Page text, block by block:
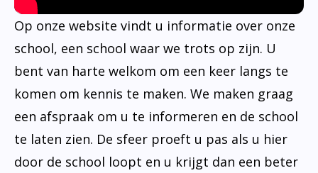
Op onze website vindt u informatie over onze
school, een school waar we trots op zijn. U
bent van harte welkom om een keer langs te
komen om kennis te maken. We maken graag
een afspraak om u te informeren en de school
te laten zien. De sfeer proeft u pas als u hier
door de school loopt en u krijgt dan een beter